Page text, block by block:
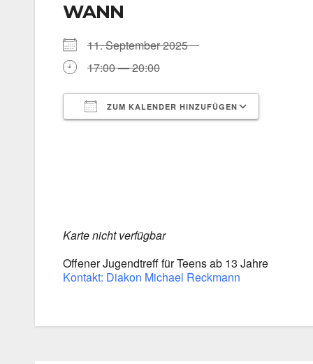
WANN
11. Sep­tem­ber 2025
17:00 — 20:00
ZUM KALENDER HINZUFÜGEN
Kar­te nicht ver­füg­bar
Offe­ner Jugend­treff für Teens ab 13 Jah­re
Kon­takt: Dia­kon Micha­el Reck­mann